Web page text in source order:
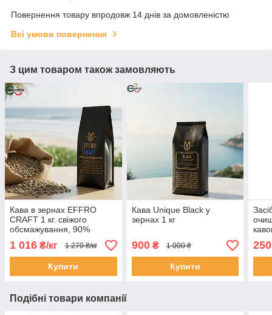
Повернення товару впродовж 14 днів за домовленістю
Всі умови повернення
З цим товаром також замовляють
Кава в зернах EFFRO
CRAFT 1 кг. свіжого
обсмажування, 90%
арабіка
1 016 ₴/кг 1 270 ₴/кг
Купити
Кава Unique Black у
зернах 1 кг
900₴ 1 000 ₴
Купити
250
Подібні товари компанії